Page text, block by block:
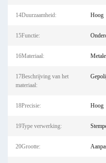
14Duurzaamheid: Hoog
15Functie:
16Materiaal:
17Beschrijving van het
materiaal:
18Precisie: Hoog
19Type verwerking:
20Grootte: